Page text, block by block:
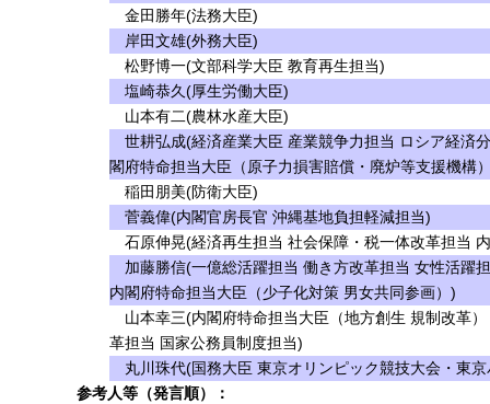
金田勝年(法務大臣)
岸田文雄(外務大臣)
松野博一(文部科学大臣 教育再生担当)
塩崎恭久(厚生労働大臣)
山本有二(農林水産大臣)
世耕弘成(経済産業大臣 産業競争力担当 ロシア経済
閣府特命担当大臣（原子力損害賠償・廃炉等支援機構
稲田朋美(防衛大臣)
菅義偉(内閣官房長官 沖縄基地負担軽減担当)
石原伸晃(経済再生担当 社会保障・税一体改革担当
加藤勝信(一億総活躍担当 働き方改革担当 女性活躍
内閣府特命担当大臣（少子化対策 男女共同参画）)
山本幸三(内閣府特命担当大臣（地方創生 規制改革
革担当 国家公務員制度担当)
丸川珠代(国務大臣 東京オリンピック競技大会・東
参考人等（発言順）：